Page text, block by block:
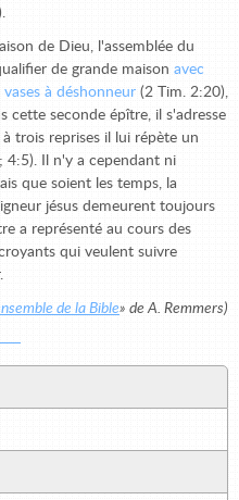
de Dieu, l'assemblée du
de grande maison avec
vases à déshonneur (2 Tim. 2:20),
cette seconde épître, il s'adresse
trois reprises il lui répète un
4:5). Il n'y a cependant ni
que soient les temps, la
jésus demeurent toujours
a représenté au cours des
qui veulent suivre
de la Bible» de A. Remmers)